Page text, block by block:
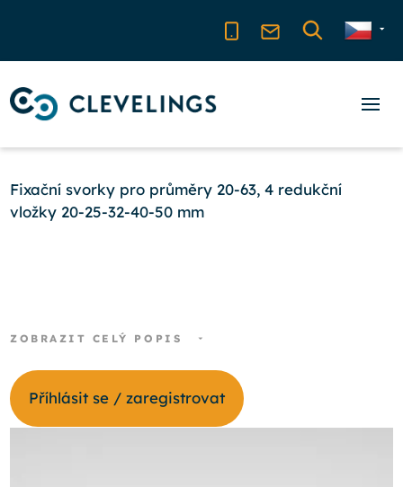
Fixační svorky pro průměry 20-63, 4 redukční
vložky 20-25-32-40-50 mm
ZOBRAZIT CELÝ POPIS
Příhlásit se / zaregistrovat